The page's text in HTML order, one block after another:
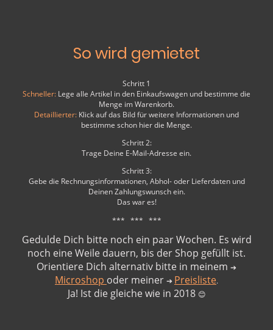
So wird gemietet
Schritt 1
Schneller: Lege alle Artikel in den Einkaufswagen und bestimme die
Menge im Warenkorb.
Detaillierter: Klick auf das Bild für weitere Informationen und
bestimme schon hier die Menge.
Schritt 2:
Trage Deine E-Mail-Adresse ein.
Schritt 3:
Gebe die Rechnungsinformationen, Abhol- oder Lieferdaten und
Deinen Zahlungswunsch ein.
Das war es!
*** *** ***
Gedulde Dich bitte noch ein paar Wochen. Es wird
noch eine Weile dauern, bis der Shop gefüllt ist.
Orientiere Dich alternativ bitte in meinem ➔
Microshop oder meiner ➔ Preisliste.
Ja! Ist die gleiche wie in 2018 😊